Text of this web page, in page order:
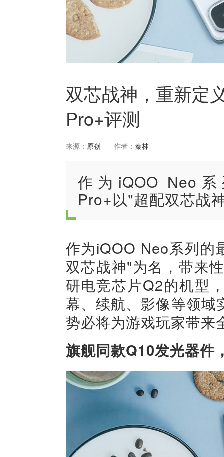
双芯战神，重新定
Pro+评测
来源： 原创 作者： 秦林
作为iQOO Neo
Pro+以"超配双芯战
作为iQOO Neo系列的
双芯战神"为名，带来
研电竞芯片Q2的机型
幕、续航、影像等领
势必将为游戏玩家带来
旗舰同款Q10发光器件